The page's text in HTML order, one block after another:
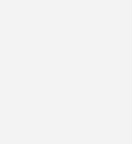
in die Gewächshäuser
benötigt Keßler rund 1470
geheizt, heute dient sie
Keßler eine
lassen, 2007 kam noch
Obwohl die Brennstoffe zum
hatte Keßler schon länger das
Heizungsart geben